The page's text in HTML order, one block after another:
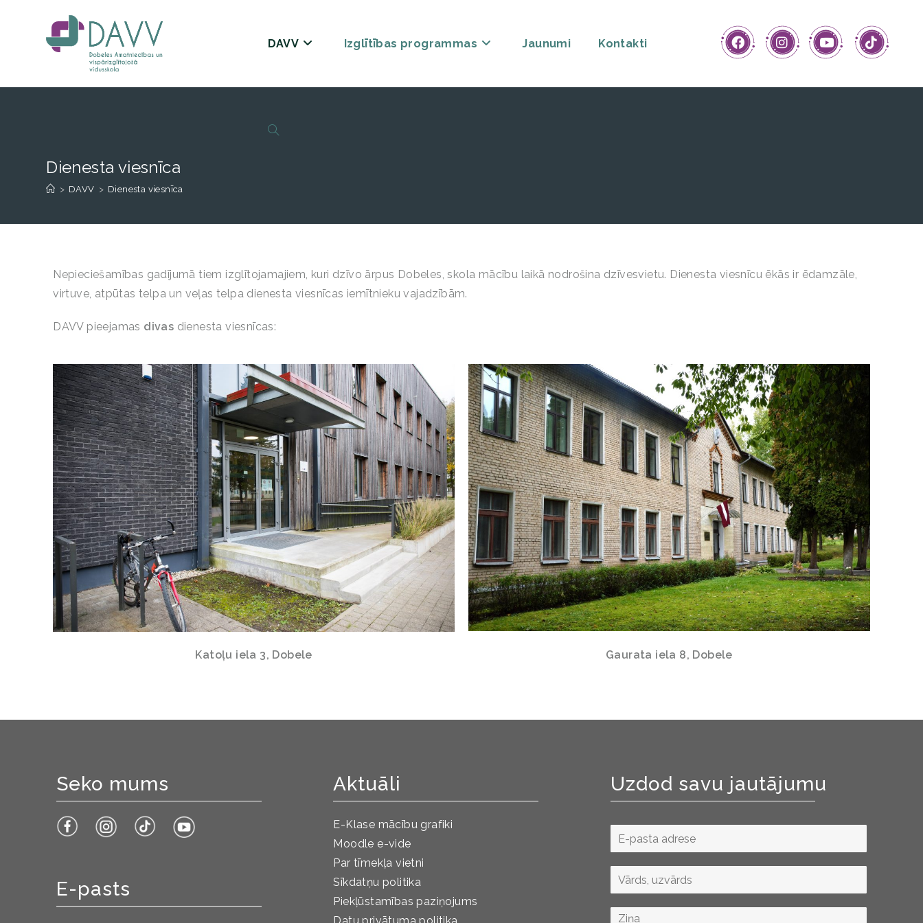
DAVV Izglītības programmas Jaunumi Kontakti
Dienesta viesnīca
> DAVV > Dienesta viesnīca
Nepieciešamības gadījumā tiem izglītojamajiem, kuri dzīvo ārpus Dobeles, skola mācību laikā nodrošina dzīvesvietu. Dienesta viesnīcu ēkās ir ēdamzāle,
virtuve, atpūtas telpa un veļas telpa dienesta viesnīcas iemītnieku vajadzībām.
DAVV pieejamas divas dienesta viesnīcas:
Katoļu iela 3, Dobele Gaurata iela 8, Dobele
Seko mums
E-pasts
Aktuāli
E-Klase mācību grafiki
Moodle e-vide
Par tīmekļa vietni
Sīkdatņu politika
Piekļūstamības paziņojums
Uzdod savu jautājumu